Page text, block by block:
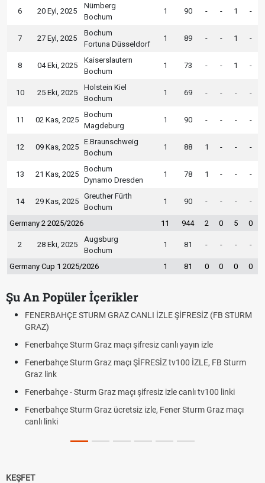
6 20 Eyl, 2025
Nürnberg
Bochum
1 90 - - 1 -
7 27 Eyl, 2025
Bochum
Fortuna Düsseldorf
1 89 - - 1 -
8 04 Eki, 2025
Kaiserslautern
Bochum
1 73 - - 1 -
10 25 Eki, 2025
Holstein Kiel
Bochum
1 69 - - - -
11 02 Kas, 2025
Bochum
Magdeburg
1 90 - - - -
12 09 Kas, 2025
E.Braunschweig
Bochum
1 88 1 - - -
13 21 Kas, 2025
Bochum
Dynamo Dresden
1 78 1 - - -
14 29 Kas, 2025
Greuther Fürth
Bochum
1 90 - - - -
Germany 2 2025/2026 11 944 2 0 5 0
2 28 Eki, 2025
Augsburg
Bochum
1 81 - - - -
Germany Cup 1 2025/2026 1 81 0 0 0 0
Şu An Popüler İçerikler
FENERBAHÇE STURM GRAZ CANLI İZLE ŞİFRESİZ (FB STURM
GRAZ)
Fenerbahçe Sturm Graz maçı şifresiz canlı yayın izle
Fenerbahçe Sturm Graz maçı ŞİFRESİZ tv100 İZLE, FB Sturm
Graz link
Fenerbahçe - Sturm Graz maçı şifresiz izle canlı tv100 linki
Fenerbahçe Sturm Graz ücretsiz izle, Fener Sturm Graz maçı
canlı linki
KEŞFET